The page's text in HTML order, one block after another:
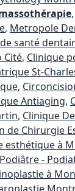
,
, Metropole
santé
Cité, Clinique
St-
,
Antiaging,
, Clinique
de Chirurgie
esthétique à
-
à